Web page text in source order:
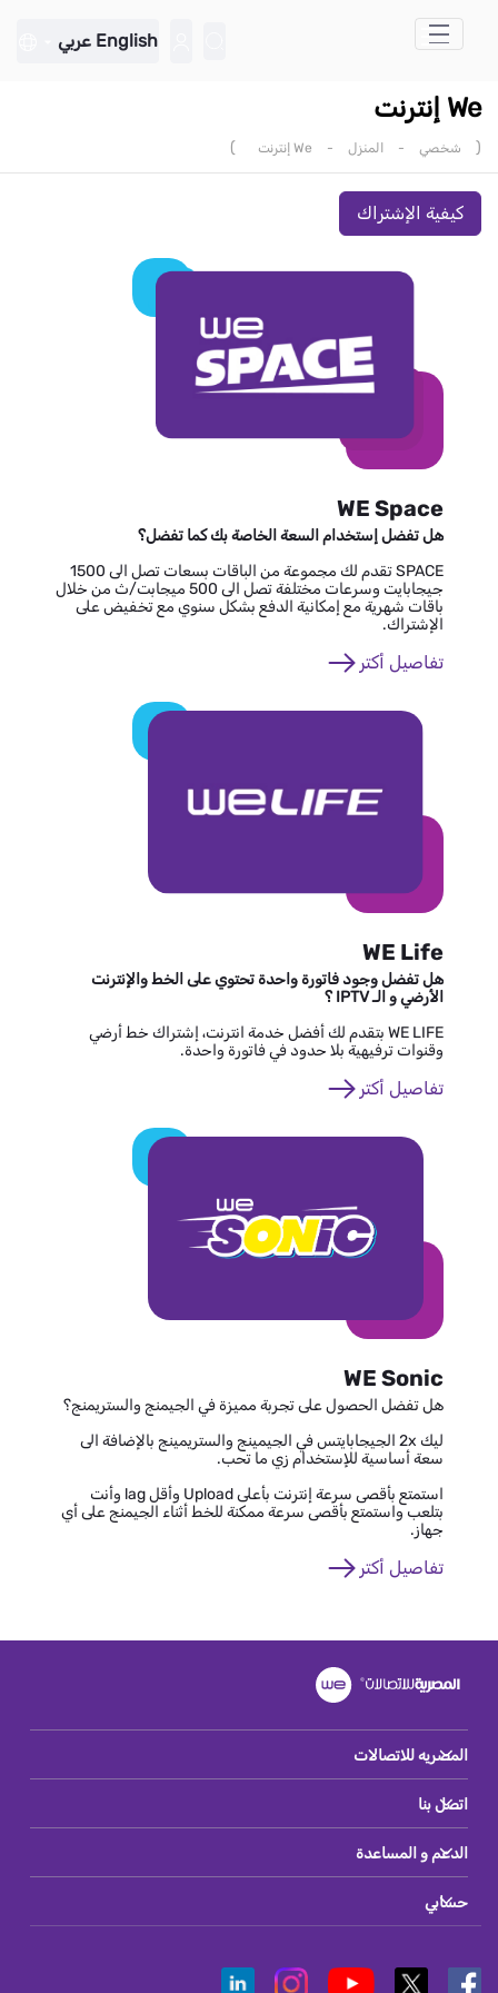
تخطي إلى المحتوى الرئيسي
English عربي
We إنترنت
( شخصي - المنزل - We إنترنت )
كيفية الإشتراك
WE Space
هل تفضل إستخدام السعة الخاصة بك كما تفضل؟
SPACE تقدم لك مجموعة من الباقات بسعات تصل الى 1500
جيجابايت وسرعات مختلفة تصل الى 500 ميجابت/ث من خلال
باقات شهرية مع إمكانية الدفع بشكل سنوي مع تخفيض على
الإشتراك.
تفاصيل أكتر
WE Life
هل تفضل وجود فاتورة واحدة تحتوي على الخط والإنترنت
الأرضي و الـ IPTV ؟
WE LIFE بتقدم لك أفضل خدمة انترنت، إشتراك خط أرضي
وقنوات ترفيهية بلا حدود في فاتورة واحدة.
تفاصيل أكتر
WE Sonic
هل تفضل الحصول على تجربة مميزة في الجيمنج والستريمنج؟
ليك 2x الجيجابايتس في الجيمينج والستريمينج بالإضافة الى
سعة أساسية للإستخدام زي ما تحب.
استمتع بأقصى سرعة إنترنت بأعلى Upload وأقل lag وأنت
بتلعب واستمتع بأقصى سرعة ممكنة للخط أثناء الجيمنج على أي
جهاز.
تفاصيل أكتر
المصريه للاتصالات
اتصل بنا
الدعم و المساعدة
حسابي